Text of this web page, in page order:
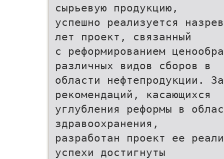
сырьевую продукцию,
успешно реализуется
лет проект, связанный
с реформированием
различных видов сборов в
области нефтепродукции.
рекомендаций, касающихся
углубления реформы в
здравоохранения,
разработан проект ее
успехи достигнуты